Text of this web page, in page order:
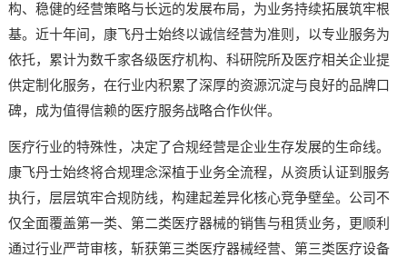
构、稳健的经营策略与长远的发展布局，为业务持续拓展筑牢根
基。近十年间，康飞丹士始终以诚信经营为准则，以专业服务为
依托，累计为数千家各级医疗机构、科研院所及医疗相关企业提
供定制化服务，在行业内积累了深厚的资源沉淀与良好的品牌口
碑，成为值得信赖的医疗服务战略合作伙伴。
医疗行业的特殊性，决定了合规经营是企业生存发展的生命线。
康飞丹士始终将合规理念深植于业务全流程，从资质认证到服务
执行，层层筑牢合规防线，构建起差异化核心竞争壁垒。公司不
仅全面覆盖第一类、第二类医疗器械的销售与租赁业务，更顺利
通过行业严苛审核，斩获第三类医疗器械经营、第三类医疗设备